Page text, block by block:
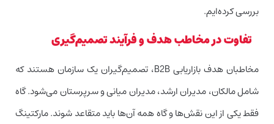
بررسی کرده‌ایم.
تفاوت در مخاطب هدف و فرآیند تصمیم‌گیری
مخاطبان هدف بازاریابی B2B، تصمیم‌گیران یک سازمان هستند که
شامل مالکان، مدیران ارشد، مدیران میانی و سرپرستان می‌شود. گاه
فقط یکی از این نقش‌ها و گاه همه آن‌ها باید متقاعد شوند. مارکتینگ